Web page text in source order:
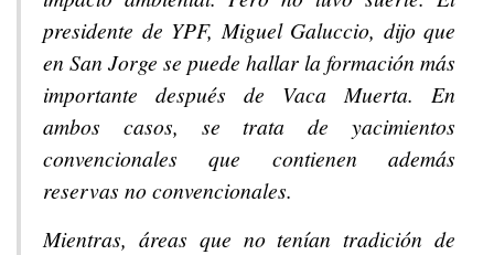
presidente de YPF, Miguel Galuccio, dijo que
en San Jorge se puede hallar la formación más
importante después de Vaca Muerta. En
ambos casos, se trata de yacimientos
convencionales que contienen además
reservas no convencionales.
Mientras, áreas que no tenían tradición de